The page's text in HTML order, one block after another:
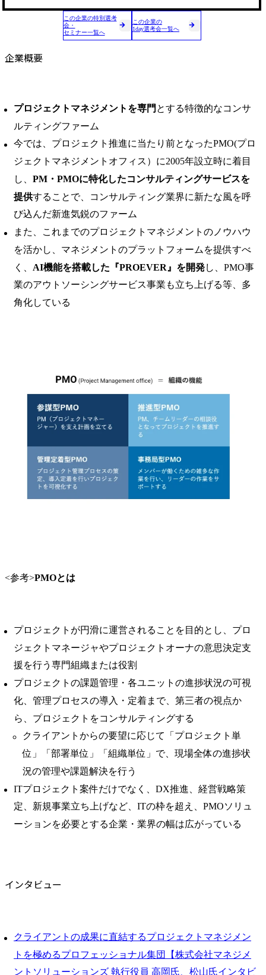
この企業の特別選考
会・
セミナー一覧へ
この企業の
1day選考会一覧へ
企業概要
プロジェクトマネジメントを専門 とする特徴的なコンサ
ルティングファーム
今では、プロジェクト推進に当たり前となったPMO(プロ
ジェクトマネジメントオフィス）に2005年設立時に着目
し、 PM・PMOに特化したコンサルティングサービスを
提供することで、コンサルティング業界に新たな風を呼
び込んだ新進気鋭のファーム
また、これまでのプロジェクトマネジメントのノウハウ
を活かし、マネジメントのプラットフォームを提供すべ
く、 AI機能を搭載した『PROEVER』を開発し、PMO事
業のアウトソーシングサービス事業も立ち上げる等、多
角化している
<参考>PMOとは
プロジェクトが円滑に運営されることを目的とし、プロ
ジェクトマネージャやプロジェクトオーナの意思決定支
援を行う専門組織または役割
プロジェクトの課題管理・各ユニットの進捗状況の可視
化、管理プロセスの導入・定着まで、第三者の視点か
ら、プロジェクトをコンサルティングする
クライアントからの要望に応じて「プロジェクト単
位」「部署単位」「組織単位」で、現場全体の進捗状
況の管理や課題解決を行う
ITプロジェクト案件だけでなく、DX推進、経営戦略策
定、新規事業立ち上げなど、ITの枠を超え、PMOソリュ
ーションを必要とする企業・業界の幅は広がっている
インタビュー
クライアントの成果に直結するプロジェクトマネジメン
トを極めるプロフェッショナル集団【株式会社マネジメ
ントソリューションズ 執行役員 高岡氏、松山氏インタビ